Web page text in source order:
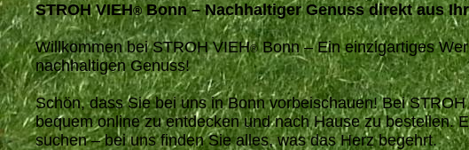
STROH VIEH®Bonn – Nachhaltiger Genuss direkt aus
Willkommen bei STROH VIEH®Bonn – Ein einzigartiges
nachhaltigen Genuss!
Schön, dass Sie bei uns in Bonn vorbeischauen! Bei
bequem online zu entdecken und nach Hause zu bestellen.
suchen – bei uns finden Sie alles, was das Herz begehrt.